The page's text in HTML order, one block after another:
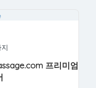
프리미엄